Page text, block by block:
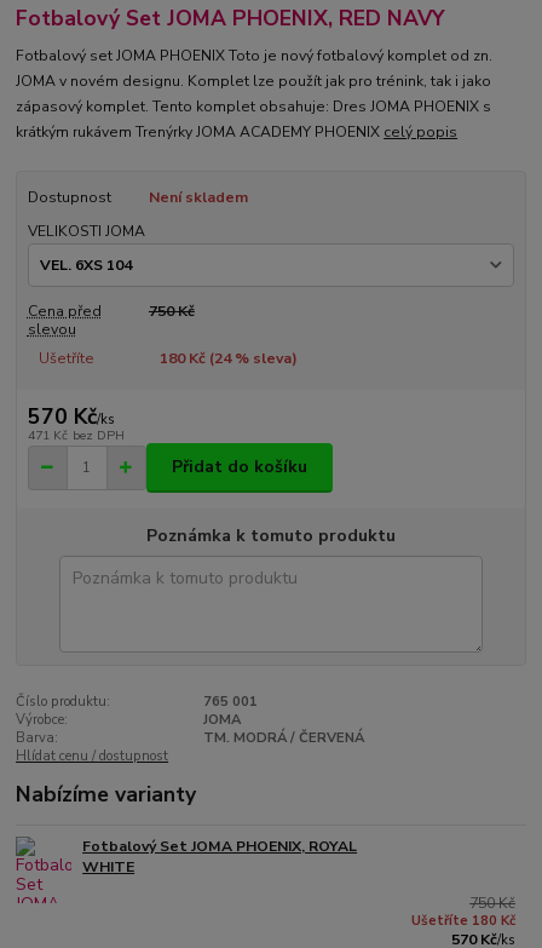
Fotbalový Set JOMA PHOENIX, RED NAVY
Fotbalový set JOMA PHOENIX Toto je nový fotbalový komplet od zn.
JOMA v novém designu. Komplet lze použít jak pro trénink, tak i jako
zápasový komplet. Tento komplet obsahuje: Dres JOMA PHOENIX s
krátkým rukávem Trenýrky JOMA ACADEMY PHOENIX celý popis
Dostupnost
Není skladem
VELIKOSTI JOMA
Cena před
slevou
750 Kč
Ušetříte 180 Kč (24% sleva)
570 Kč/ks
471 Kč bez DPH
Přidat do košíku
Poznámka k tomuto produktu
Číslo produktu:
765 001
Výrobce:
JOMA
Barva:
TM. MODRÁ / ČERVENÁ
Hlídat cenu / dostupnost
Nabízíme varianty
Fotbalový Set JOMA PHOENIX, ROYAL
WHITE
750 Kč
Ušetříte 180 Kč
570 Kč/ks